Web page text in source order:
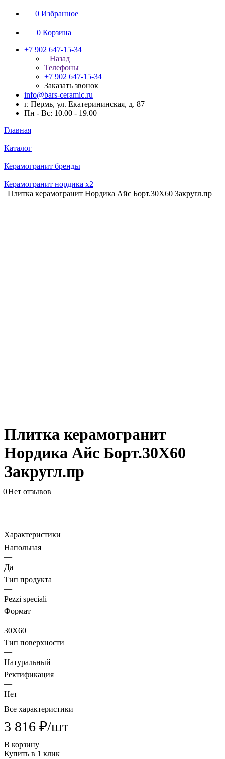
0 Избранное
0 Корзина
+7 902 647-15-34
Назад
Телефоны
+7 902 647-15-34
Заказать звонок
info@bars-ceramic.ru
г. Пермь, ул. Екатерининская, д. 87
Пн - Вс: 10.00 - 19.00
Главная
Каталог
Керамогранит бренды
Керамогранит нордика x2
Плитка керамогранит Нордика Айс Борт.30X60 Закругл.пр
Плитка керамогранит
Нордика Айс Борт.30X60
Закругл.пр
0Нет отзывов
Характеристики
Напольная
—
Да
Тип продукта
—
Pezzi speciali
Формат
—
30X60
Тип поверхности
—
Натуральный
Ректификация
—
Нет
Все характеристики
3 816 ₽/шт
В корзину
Купить в 1 клик